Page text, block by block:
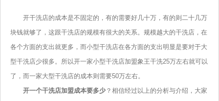
开干洗店的成本是不固定的，有的需要好几十万，有的则二十几万
块钱就够了，这跟干洗店的规模有很大的关系。规模越大的干洗店，在
各个方面的支出就更多，而小型干洗店在各方面的支出明显是要对于大
型干洗店少很多。所以开一家小型干洗店加盟象王干洗25万左右就可以
了，而一家大型干洗店的成本则需要50万左右。
开一个干洗店加盟成本要多少 ？相信经过以上的分析与介绍，大家